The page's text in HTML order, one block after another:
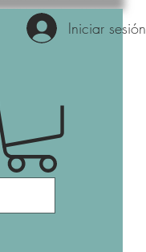
Iniciar sesión